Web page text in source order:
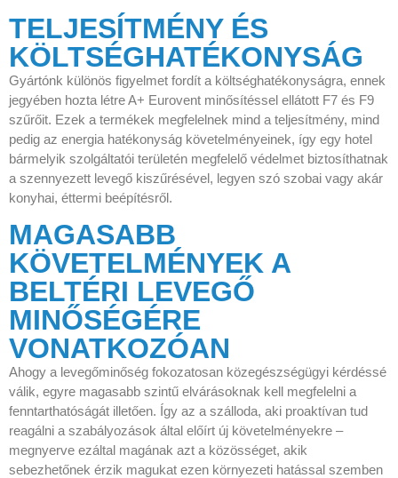
TELJESÍTMÉNY ÉS
KÖLTSÉGHATÉKONYSÁG
Gyártónk különös figyelmet fordít a költséghatékonyságra, ennek
jegyében hozta létre A+ Eurovent minősítéssel ellátott F7 és F9
szűrőit. Ezek a termékek megfelelnek mind a teljesítmény, mind
pedig az energia hatékonyság követelményeinek, így egy hotel
bármelyik szolgáltatói területén megfelelő védelmet biztosíthatnak
a szennyezett levegő kiszűrésével, legyen szó szobai vagy akár
konyhai, éttermi beépítésről.
MAGASABB
KÖVETELMÉNYEK A
BELTÉRI LEVEGŐ
MINŐSÉGÉRE
VONATKOZÓAN
Ahogy a levegőminőség fokozatosan közegészségügyi kérdéssé
válik, egyre magasabb szintű elvárásoknak kell megfelelni a
fenntarthatóságát illetően. Így az a szálloda, aki proaktívan tud
reagálni a szabályozások által előírt új követelményekre –
megnyerve ezáltal magának azt a közösséget, akik
sebezhetőnek érzik magukat ezen környezeti hatással szemben